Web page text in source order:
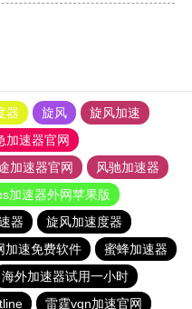
器 旋风
旋风加速
加速器官网
加速器官网
风驰加速器
加速器外网苹果版
器
旋风加速度器
加速免费软件
蜜蜂加速器
海外加速器试用一小时
雷霆vqn加速官网